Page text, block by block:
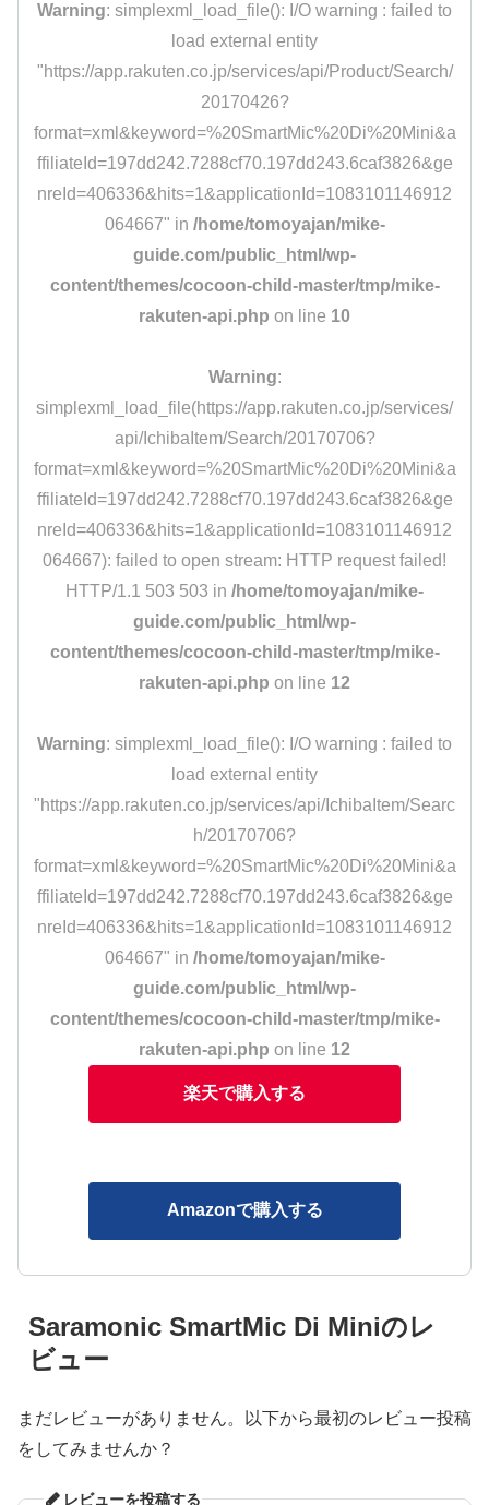
Warning: simplexml_load_file(): I/O warning : failed to
load external entity
"https://app.rakuten.co.jp/services/api/Product/Search/
20170426?
format=xml&keyword=%20SmartMic%20Di%20Mini&a
ffiliateId=197dd242.7288cf70.197dd243.6caf3826&ge
nreId=406336&hits=1&applicationId=1083101146912
064667" in /home/tomoyajan/mike-
guide.com/public_html/wp-
content/themes/cocoon-child-master/tmp/mike-
rakuten-api.php on line 10
Warning:
simplexml_load_file(https://app.rakuten.co.jp/services/
api/IchibaItem/Search/20170706?
format=xml&keyword=%20SmartMic%20Di%20Mini&a
ffiliateId=197dd242.7288cf70.197dd243.6caf3826&ge
nreId=406336&hits=1&applicationId=1083101146912
064667): failed to open stream: HTTP request failed!
HTTP/1.1 503 503 in /home/tomoyajan/mike-
guide.com/public_html/wp-
content/themes/cocoon-child-master/tmp/mike-
rakuten-api.php on line 12
Warning: simplexml_load_file(): I/O warning : failed to
load external entity
"https://app.rakuten.co.jp/services/api/IchibaItem/Searc
h/20170706?
format=xml&keyword=%20SmartMic%20Di%20Mini&a
ffiliateId=197dd242.7288cf70.197dd243.6caf3826&ge
nreId=406336&hits=1&applicationId=1083101146912
064667" in /home/tomoyajan/mike-
guide.com/public_html/wp-
content/themes/cocoon-child-master/tmp/mike-
rakuten-api.php on line 12
楽天で購入する
Amazonで購入する
Saramonic SmartMic Di Miniのレ
ビュー
まだレビューがありません。以下から最初のレビュー投稿
をしてみませんか？
レビューを投稿する